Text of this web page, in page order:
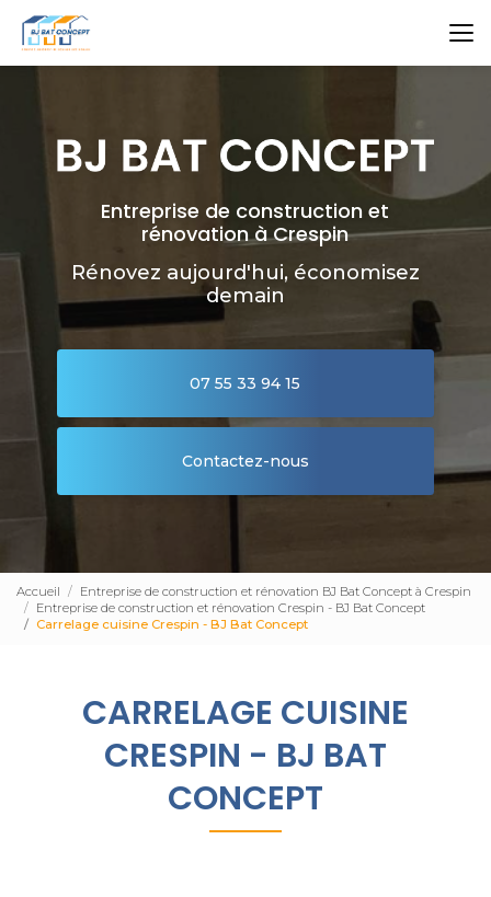
contenu
principal
Entreprise de construction et
rénovation à Crespin
Rénovez aujourd'hui, économisez
demain
07 55 33 94 15
Contactez-nous
Accueil
Entreprise de construction et rénovation BJ Bat Concept à Crespin
Entreprise de construction et rénovation Crespin - BJ Bat Concept
Carrelage cuisine Crespin - BJ Bat Concept
CARRELAGE CUISINE
CRESPIN - BJ BAT
CONCEPT